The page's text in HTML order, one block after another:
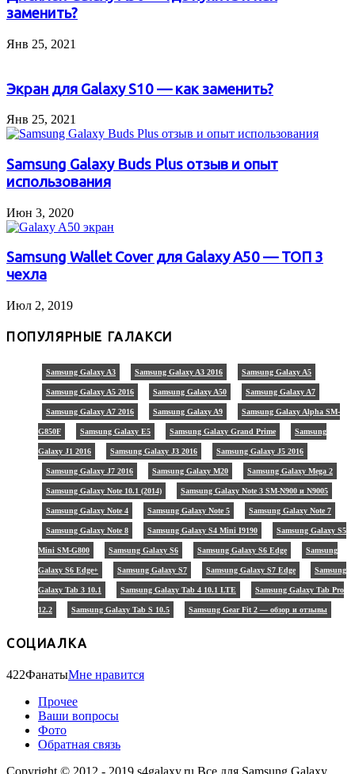
заменить?
Янв 25, 2021
Экран для Galaxy S10 — как заменить?
Янв 25, 2021
Samsung Galaxy Buds Plus отзыв и опыт
использования
Июн 3, 2020
Samsung Wallet Cover для Galaxy A50 — ТОП 3
чехла
Июл 2, 2019
ПОПУЛЯРНЫЕ ГАЛАКСИ
Samsung Galaxy A3 Samsung Galaxy A3 2016 Samsung Galaxy A5
Samsung Galaxy A5 2016 Samsung Galaxy A50 Samsung Galaxy A7
Samsung Galaxy A7 2016 Samsung Galaxy A9 Samsung Galaxy Alpha SM-
G850F Samsung Galaxy E5 Samsung Galaxy Grand Prime Samsung
Galaxy J1 2016 Samsung Galaxy J3 2016 Samsung Galaxy J5 2016
Samsung Galaxy J7 2016 Samsung Galaxy M20 Samsung Galaxy Mega 2
Samsung Galaxy Note 10.1 (2014) Samsung Galaxy Note 3 SM-N900 и N9005
Samsung Galaxy Note 4 Samsung Galaxy Note 5 Samsung Galaxy Note 7
Samsung Galaxy Note 8 Samsung Galaxy S4 Mini I9190 Samsung Galaxy S5
Mini SM-G800 Samsung Galaxy S6 Samsung Galaxy S6 Edge Samsung
Galaxy S6 Edge+ Samsung Galaxy S7 Samsung Galaxy S7 Edge Samsung
Galaxy Tab 3 10.1 Samsung Galaxy Tab 4 10.1 LTE Samsung Galaxy Tab Pro
12.2 Samsung Galaxy Tab S 10.5 Samsung Gear Fit 2 — обзор и отзывы
СОЦИАЛКА
422ФанатыМне нравится
Прочее
Ваши вопросы
Фото
Обратная связь